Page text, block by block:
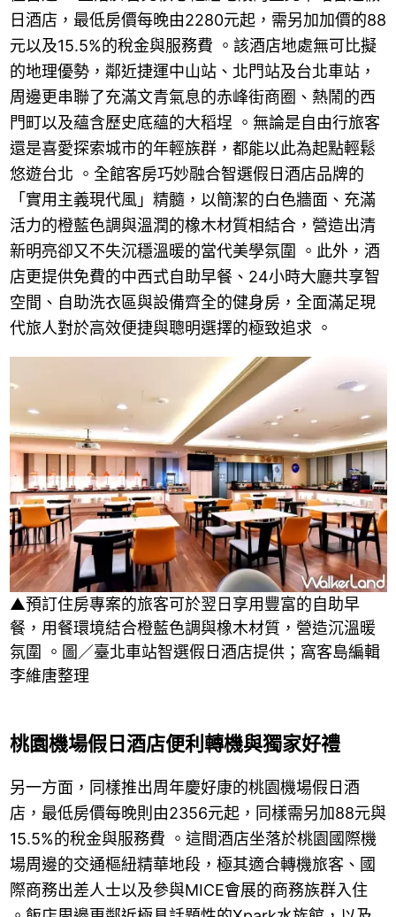
日酒店，最低房價每晚由2280元起，需另加加價的88
元以及15.5%的稅金與服務費 。該酒店地處無可比擬
的地理優勢，鄰近捷運中山站、北門站及台北車站，
周邊更串聯了充滿文青氣息的赤峰街商圈、熱鬧的西
門町以及蘊含歷史底蘊的大稻埕 。無論是自由行旅客
還是喜愛探索城市的年輕族群，都能以此為起點輕鬆
悠遊台北 。全館客房巧妙融合智選假日酒店品牌的
「實用主義現代風」精髓，以簡潔的白色牆面、充滿
活力的橙藍色調與溫潤的橡木材質相結合，營造出清
新明亮卻又不失沉穩溫暖的當代美學氛圍 。此外，酒
店更提供免費的中西式自助早餐、24小時大廳共享智
空間、自助洗衣區與設備齊全的健身房，全面滿足現
代旅人對於高效便捷與聰明選擇的極致追求 。
▲預訂住房專案的旅客可於翌日享用豐富的自助早
餐，用餐環境結合橙藍色調與橡木材質，營造沉溫暖
氛圍 。圖／臺北車站智選假日酒店提供；窩客島編輯
李維唐整理
桃園機場假日酒店便利轉機與獨家好禮
另一方面，同樣推出周年慶好康的桃園機場假日酒
店，最低房價每晚則由2356元起，同樣需另加88元與
15.5%的稅金與服務費 。這間酒店坐落於桃園國際機
場周邊的交通樞紐精華地段，極其適合轉機旅客、國
際商務出差人士以及參與MICE會展的商務族群入住